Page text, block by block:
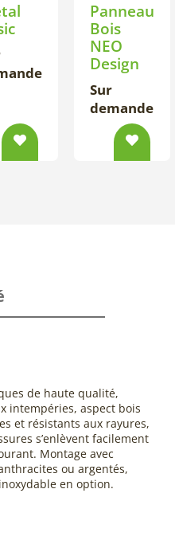
Panneau
Bois
NEO
Design
Sur
demande
de haute qualité,
intempéries, aspect bois
et résistants aux rayures,
s’enlèvent facilement
Montage avec
ou argentés,
en option.